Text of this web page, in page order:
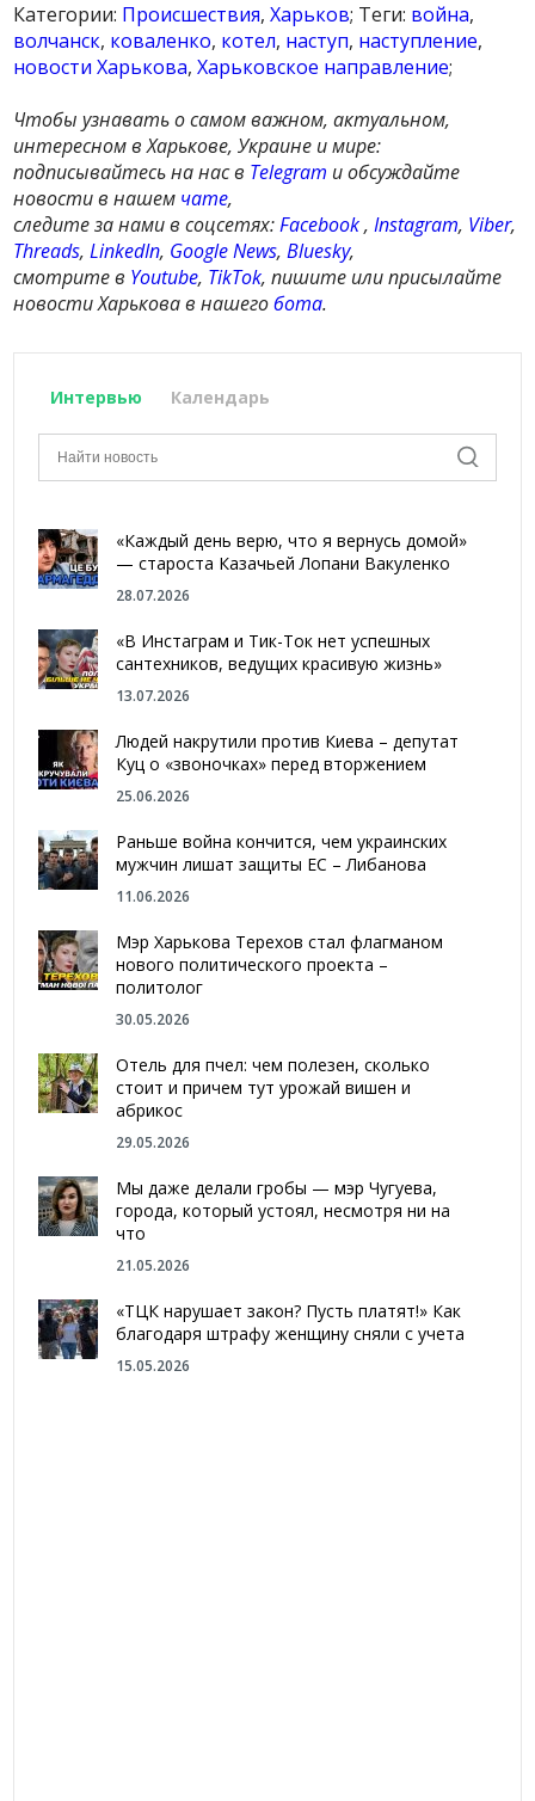
Категории: Происшествия,Харьков; Теги: война,
волчанск, коваленко, котел, наступ, наступление,
новости Харькова,Харьковское направление;
Чтобы узнавать о самом важном, актуальном,
интересном в Харькове, Украине и мире:
подписывайтесь на нас в Telegram и обсуждайте
новости в нашем чате,
следите за нами в соцсетях:Facebook,Instagram, Viber,
Threads,LinkedIn, Google News,Bluesky,
смотрите в Youtube, TikTok, пишите или присылайте
новости Харькова в нашегобота.
Интервью Календарь
«Каждый день верю, что я вернусь домой»
— староста Казачьей Лопани Вакуленко
28.07.2026
«В Инстаграм и Тик-Ток нет успешных
сантехников, ведущих красивую жизнь»
13.07.2026
Людей накрутили против Киева – депутат
Куц о «звоночках» перед вторжением
25.06.2026
Раньше война кончится, чем украинских
мужчин лишат защиты ЕС – Либанова
11.06.2026
Мэр Харькова Терехов стал флагманом
нового политического проекта –
политолог
30.05.2026
Отель для пчел: чем полезен, сколько
стоит и причем тут урожай вишен и
абрикос
29.05.2026
Мы даже делали гробы — мэр Чугуева,
города, который устоял, несмотря ни на
что
21.05.2026
«ТЦК нарушает закон? Пусть платят!» Как
благодаря штрафу женщину сняли с учета
15.05.2026